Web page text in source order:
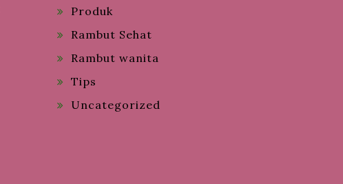
Produk
Rambut Sehat
Rambut wanita
Tips
Uncategorized